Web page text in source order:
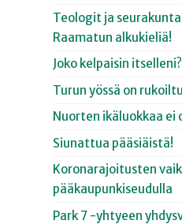
Teologit ja
Raamatun alkukieliä!
Joko kelpaisin itselleni?
Turun yössä on
Nuorten ikäluokkaa
Siunattua pääsiäistä!
Koronarajoitusten
pääkaupunkiseudulla
Park 7 -yhtyeen